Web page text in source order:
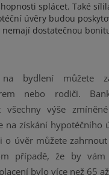
splácet. Také
úvěry budou
nemají dostatečnou
bydlení můžete
nebo rodiči.
všechny výše
na získání hypotéčního
o úvěr můžete
případě, že by
bylo více než 65